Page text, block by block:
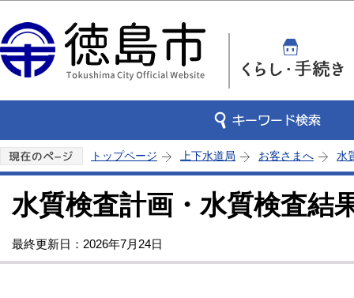
トップページ 上下水道局 お客さまへ 水
水質検査計画・水質検査結
最終更新日：2026年7月24日